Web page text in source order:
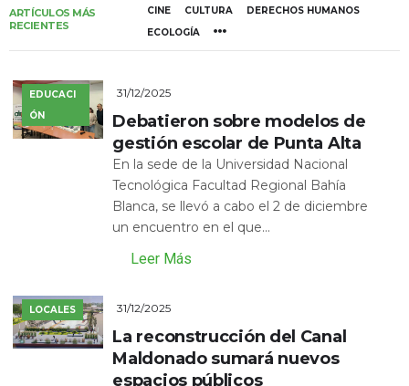
ARTÍCULOS MÁS
RECIENTES
CINE CULTURA
DERECHOS HUMANOS
ECOLOGÍA
EDUCACI
ÓN
31/12/2025
Debatieron sobre modelos de
gestión escolar de Punta Alta
En la sede de la Universidad Nacional
Tecnológica Facultad Regional Bahía
Blanca, se llevó a cabo el 2 de diciembre
un encuentro en el que...
Leer Más
LOCALES 31/12/2025
La reconstrucción del Canal
Maldonado sumará nuevos
espacios públicos